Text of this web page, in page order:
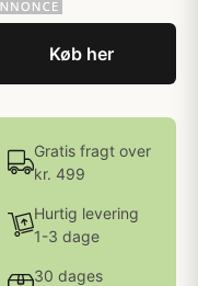
Køb her
Gratis fragt over
kr. 499
Hurtig levering
1-3 dage
30 dages